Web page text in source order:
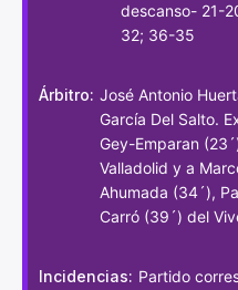
descanso- 21-
32; 36-35
Árbitro: José Antonio
García Del Salto.
Gey-Emparan
Valladolid y a
Ahumada (34´),
Carró (39´) del
Incidencias: Partido